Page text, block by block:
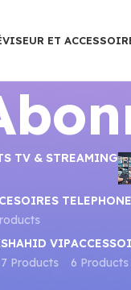
ET
TV & STREAMING
TELEPHONE
SHAHID VIP
7 Products
6 Products